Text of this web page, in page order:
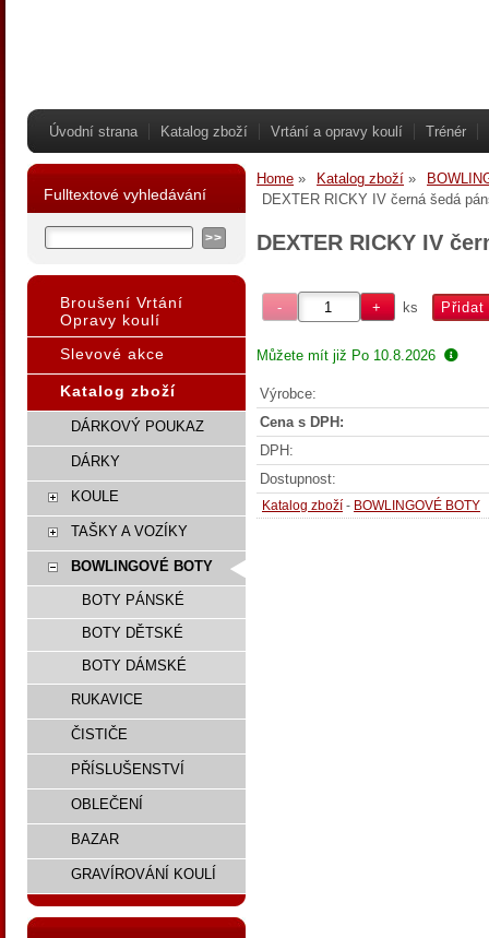
Úvodní strana Katalog zboží Vrtání a opravy koulí Trénér
Home Katalog zboží
DEXTER RICKY IV černá šedá
DEXTER RICKY IV
ks
Můžete mít již Po 10.8.2026
Výrobce:
Cena s DPH:
DPH:
Dostupnost:
Katalog zboží - BOWLINGOVÉ BOTY
Fulltextové vyhledávání
Broušení Vrtání
Opravy koulí
Slevové akce
Katalog zboží
DÁRKOVÝ POUKAZ
DÁRKY
KOULE
TAŠKY A VOZÍKY
BOWLINGOVÉ BOTY
BOTY PÁNSKÉ
BOTY DĚTSKÉ
BOTY DÁMSKÉ
RUKAVICE
ČISTIČE
PŘÍSLUŠENSTVÍ
OBLEČENÍ
BAZAR
GRAVÍROVÁNÍ KOULÍ